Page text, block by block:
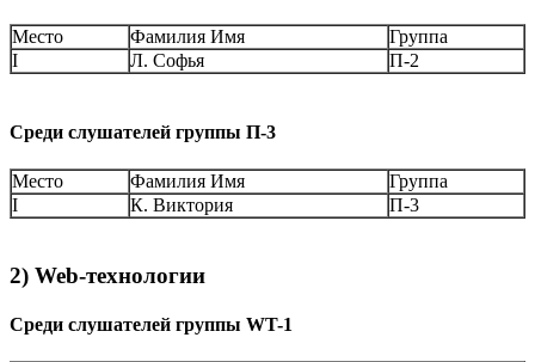
Место Фамилия Имя
Группа
I
Л. Софья П-2
Среди слушателей группы П-3
Место Фамилия Имя
Группа
I
К. Виктория П-3
2) Web-технологии
Среди слушателей группы WT-1